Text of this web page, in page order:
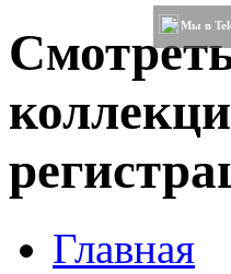
Мы в
Главная